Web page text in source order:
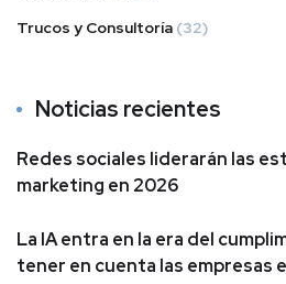
Trucos y Consultoría (32)
Noticias recientes
Redes sociales liderarán las
marketing en 2026
La IA entra en la era del
tener en cuenta las empresas